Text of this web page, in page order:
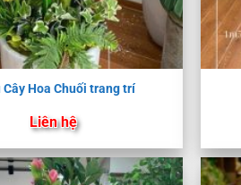
Cây Hoa Chuối trang trí
Liên hệ